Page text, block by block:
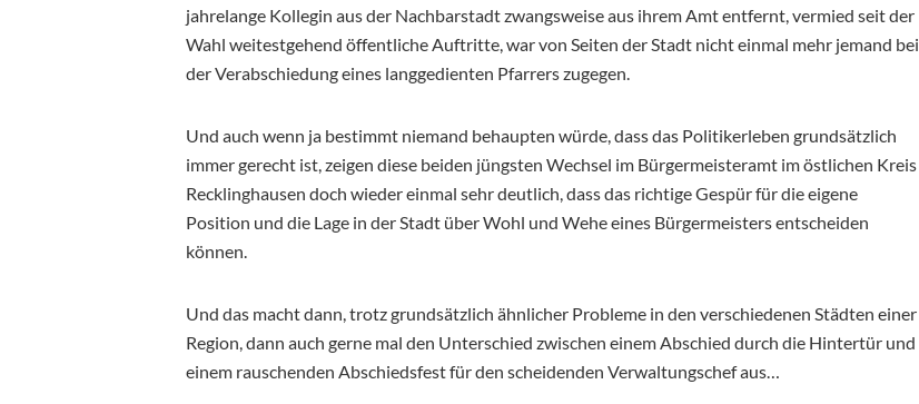
jahrelange Kollegin aus der Nachbarstadt zwangsweise aus ihrem Amt entfernt, vermied seit der
Wahl weitestgehend öffentliche Auftritte, war von Seiten der Stadt nicht einmal mehr jemand bei
der Verabschiedung eines langgedienten Pfarrers zugegen.
Und auch wenn ja bestimmt niemand behaupten würde, dass das Politikerleben grundsätzlich
immer gerecht ist, zeigen diese beiden jüngsten Wechsel im Bürgermeisteramt im östlichen Kreis
Recklinghausen doch wieder einmal sehr deutlich, dass das richtige Gespür für die eigene
Position und die Lage in der Stadt über Wohl und Wehe eines Bürgermeisters entscheiden
können.
Und das macht dann, trotz grundsätzlich ähnlicher Probleme in den verschiedenen Städten einer
Region, dann auch gerne mal den Unterschied zwischen einem Abschied durch die Hintertür und
einem rauschenden Abschiedsfest für den scheidenden Verwaltungschef aus…